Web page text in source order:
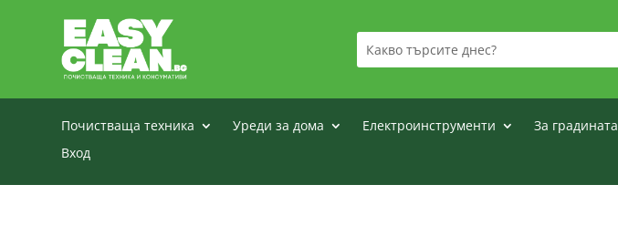
Почистваща техника Уреди за дома Електроинструменти За градината
Вход